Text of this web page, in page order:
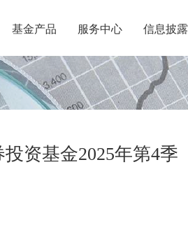
基金产品 服务中心 信息披露
资基金2025年第4季